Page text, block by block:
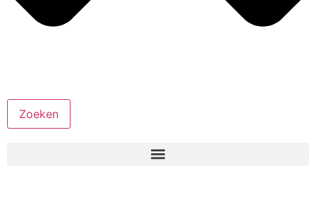
Zoeken